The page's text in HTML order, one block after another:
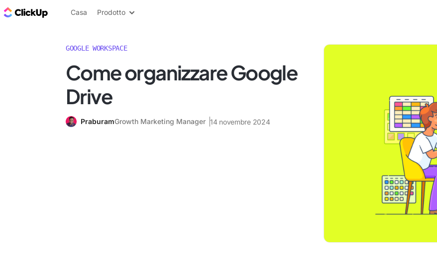
Blog di ClickUp
Casa Prodotto
GOOGLE WORKSPACE
Come organizzare Google
Drive
PraburamGrowth Marketing Manager 14 novembre 2024